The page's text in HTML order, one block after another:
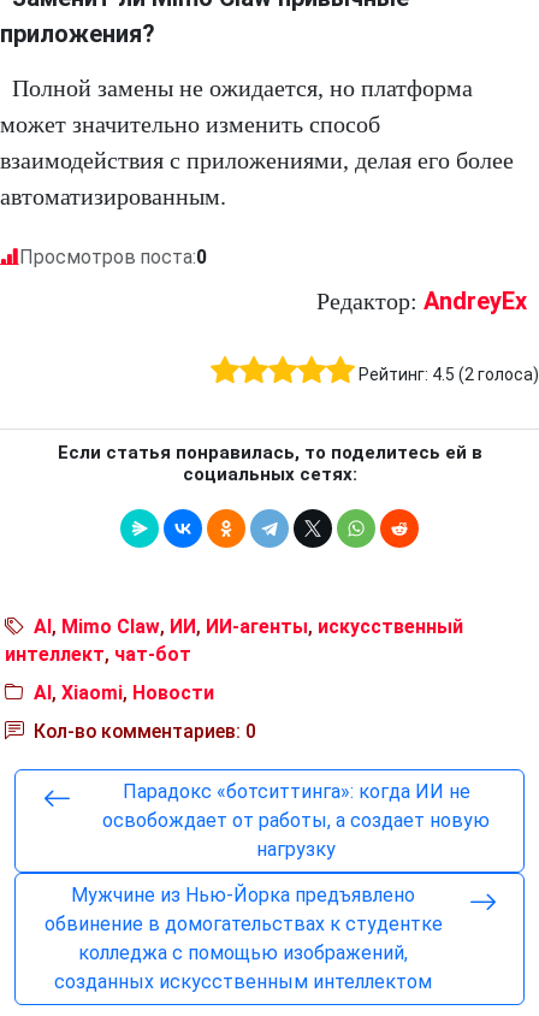
приложения?
Полной замены не ожидается, но платформа
может значительно изменить способ
взаимодействия с приложениями, делая его более
автоматизированным.
Просмотров поста:0
Редактор: AndreyEx
Рейтинг: 4.5 (2 голоса)
Если статья понравилась, то поделитесь ей в
социальных сетях:
AI, Mimo Claw, ИИ, ИИ-агенты, искусственный
интеллект, чат-бот
AI, Xiaomi, Новости
Кол-во комментариев: 0
Парадокс «ботситтинга»: когда ИИ не
освобождает от работы, а создает новую
нагрузку
Мужчине из Нью-Йорка предъявлено
обвинение в домогательствах к студентке
колледжа с помощью изображений,
созданных искусственным интеллектом